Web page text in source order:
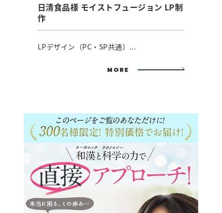
日清食品様 モイストフュージョン LP制
作
LPデザイン（PC・SP共通）...
MORE